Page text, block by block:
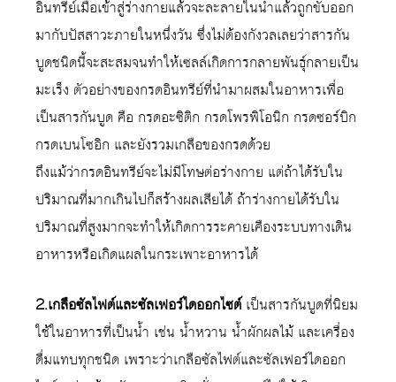
อินทรีย์เมื่อเข้าสู่ร่างกายแล้วจะละลายในน้ำแล้วถูกขับออก
มากับปัสสาวะภายในหนึ่งวัน ซึ่งไม่ต้องกังวลเลยว่าสารกัน
บูดชนิดนี้จะสะสมจนทำให้เซลล์เกิดการกลายพันธุ์กลายเป็น
มะเร็ง ตัวอย่างของกรดอินทรีย์ที่นำมาผสมในอาหารเพื่อ
เป็นสารกันบูด คือ กรดอะซิติก กรดโพรพิโอนิก กรดซอร์บิก
กรดเบนโซอิก และยังรวมเกลือของกรดด้วย
ถึงแม้ว่ากรดอินทรีย์จะไม่มีโทษต่อร่างกาย แต่ถ้าได้รับใน
ปริมาณที่มากเกินไปก็สร้างผลเสียได้ ถ้าร่างกายได้รับใน
ปริมาณที่สูงมากจะทำให้เกิดการระคายเคืองระบบทางเดิน
อาหารหรือเกิดแผลในกระเพาะอาหารได้
2.เกลือซัลไฟต์และซัลเฟอร์ไดออกไซต์เป็นสารกันบูดที่นิยม
ใช้ในอาหารที่เป็นน้ำ เช่น น้ำหวาน น้ำผักผลไม้ และเครื่อง
ดื่มแทบทุกชนิด เพราะว่าเกลือซัลไฟต์และซัลเฟอร์ไดออก